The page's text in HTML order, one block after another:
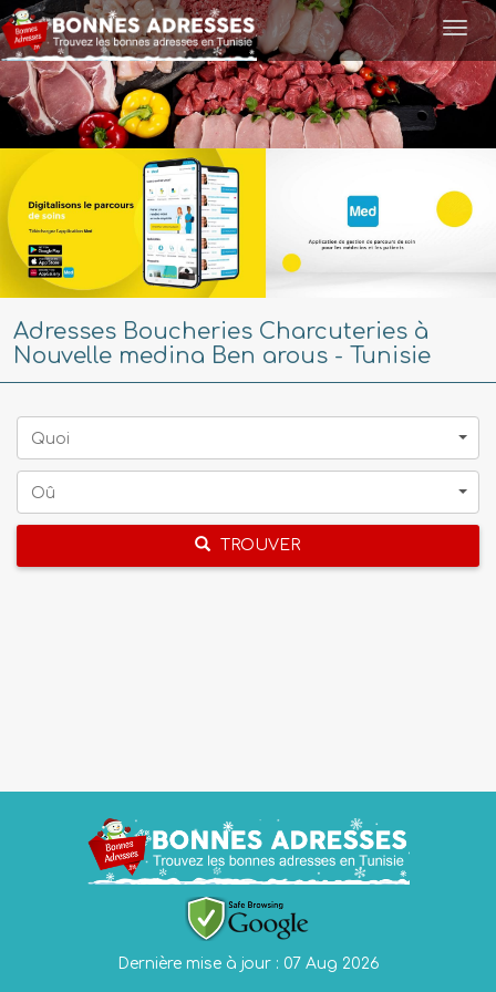
Adresses Boucheries Charcuteries à
Nouvelle medina Ben arous - Tunisie
Quoi
Oû
TROUVER
Dernière mise à jour : 07 Aug 2026